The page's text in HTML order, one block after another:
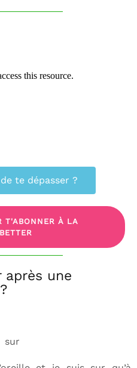
te dépasser ?
T'ABONNER À LA
une
sur